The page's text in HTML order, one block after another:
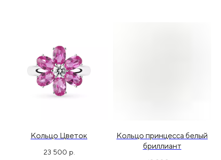
Кольцо Цветок
23 500 р.
Кольцо принцесса белый
бриллиант